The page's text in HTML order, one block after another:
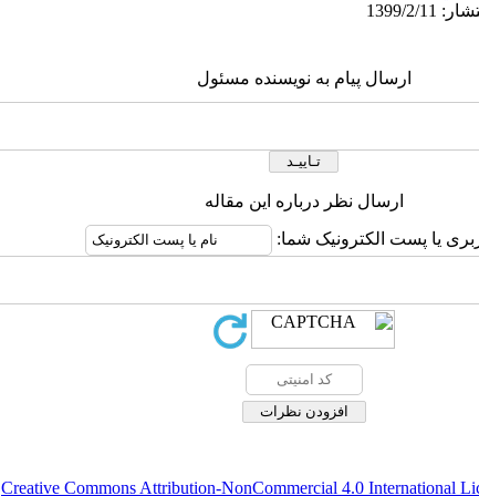
ارسال پیام به نویسنده مسئول
ارسال نظر درباره این مقاله
یا پست الکترونیک شما:
Creative Commons Attribution-NonCommercial 4.0 International